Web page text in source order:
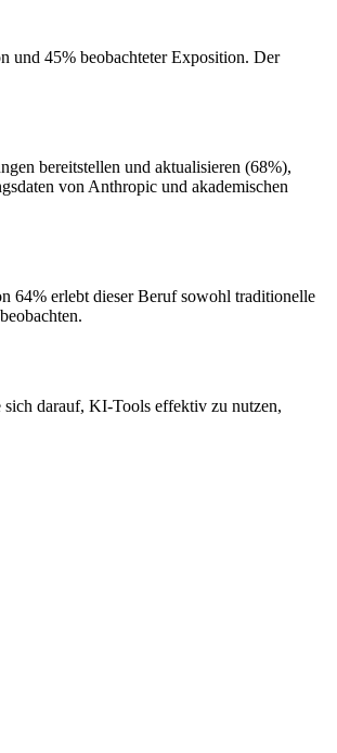
und 45% beobachteter Exposition. Der
bereitstellen und aktualisieren (68%),
von Anthropic und akademischen
64% erlebt dieser Beruf sowohl traditionelle
darauf, KI-Tools effektiv zu nutzen,